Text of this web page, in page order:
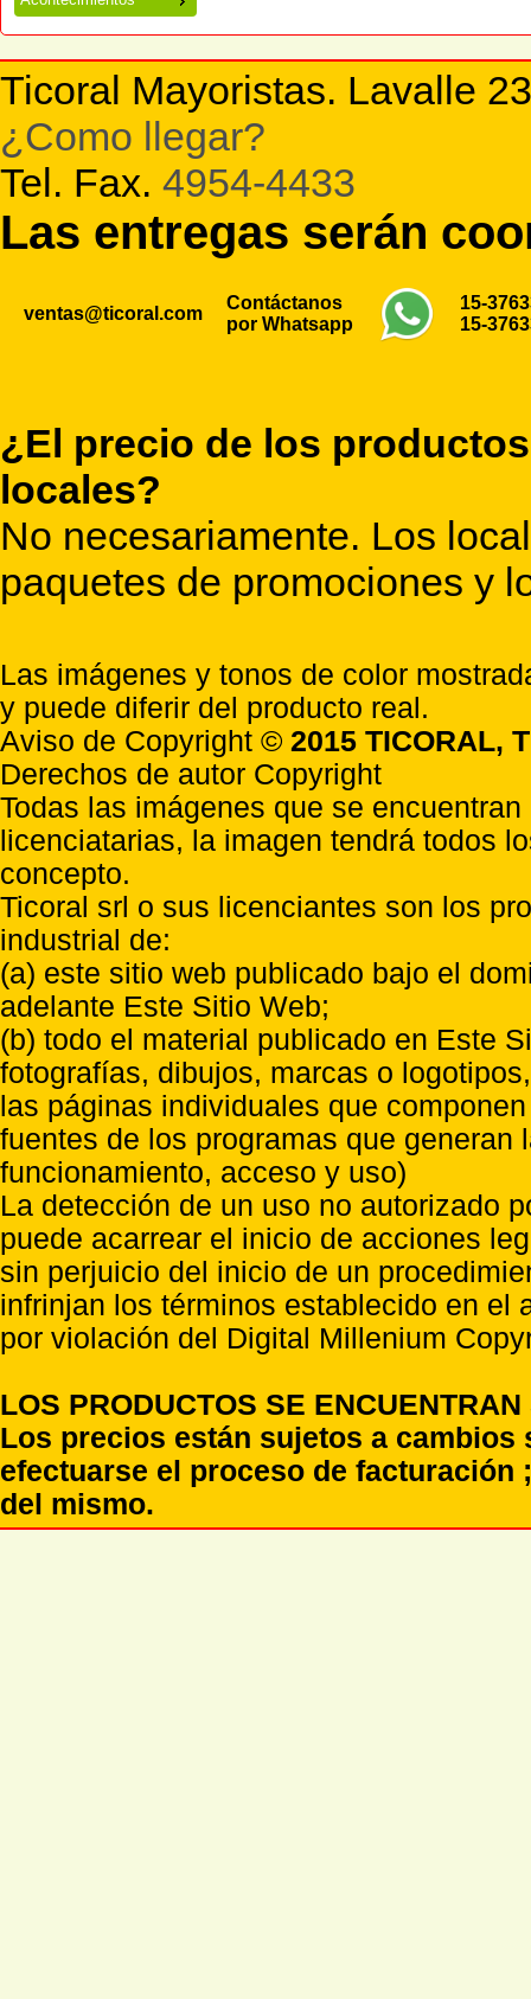
Ticoral Mayoristas. Lavalle
¿Como llegar?
Tel. Fax. 4954-4433
Las entregas serán
ventas@ticoral.com
Contáctanos
por Whatsapp
15-
15-
¿El precio de los
locales?
No necesariamente. Los
paquetes de promociones y
Las imágenes y tonos de color
y puede diferir del producto real.
Aviso de Copyright © 2015 TICORAL,
Derechos de autor Copyright
Todas las imágenes que se
licenciatarias, la imagen tendrá todos
concepto.
Ticoral srl o sus licenciantes son los
industrial de:
(a) este sitio web publicado bajo el
adelante Este Sitio Web;
(b) todo el material publicado en Este
fotografías, dibujos, marcas o
las páginas individuales que
fuentes de los programas que
funcionamiento, acceso y uso)
La detección de un uso no autorizado
puede acarrear el inicio de acciones
sin perjuicio del inicio de un
infrinjan los términos establecido en el
por violación del Digital Millenium
LOS PRODUCTOS SE
Los precios están sujetos a
efectuarse el proceso de
del mismo.